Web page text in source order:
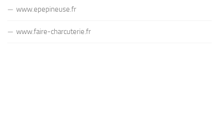
www.epepineuse.fr
www.faire-charcuterie.fr